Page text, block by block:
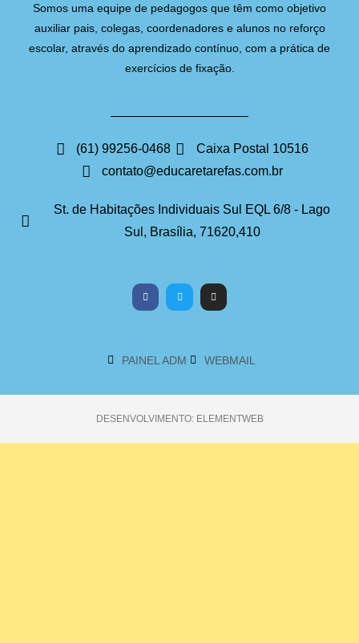
Somos uma equipe de pedagogos que têm como objetivo
auxiliar pais, colegas, coordenadores e alunos no reforço
escolar, através do aprendizado contínuo, com a prática de
exercícios de fixação.
(61) 99256-0468
Caixa Postal 10516
contato@educaretarefas.com.br
St. de Habitações Individuais Sul EQL 6/8 - Lago
Sul, Brasília, 71620,410
PAINEL ADM WEBMAIL
DESENVOLVIMENTO: ELEMENTWEB